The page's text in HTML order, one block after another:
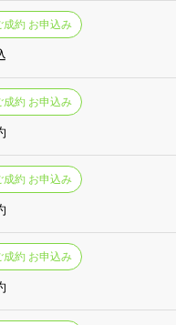
成約 お申込み
成約 お申込み
成約 お申込み
成約 お申込み